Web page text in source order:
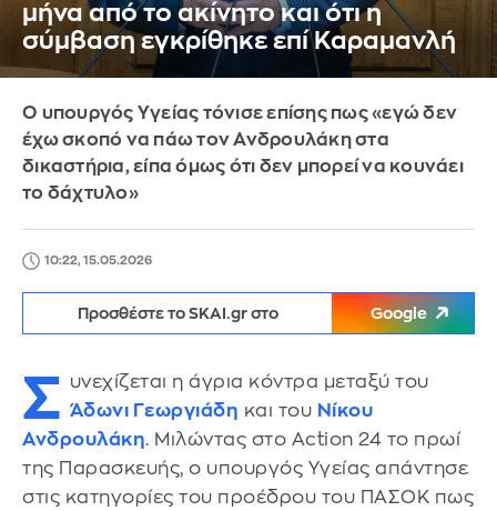
μήνα από το ακίνητο και ότι η
σύμβαση εγκρίθηκε επί Καραμανλή
Ο υπουργός Υγείας τόνισε επίσης πως «εγώ δεν
έχω σκοπό να πάω τον Ανδρουλάκη στα
δικαστήρια, είπα όμως ότι δεν μπορεί να κουνάει
το δάχτυλο»
10:22, 15.05.2026
Προσθέστε το SKAI.gr στο Google
Σ υνεχίζεται η άγρια κόντρα μεταξύ του
Άδωνι Γεωργιάδη και του Νίκου
Ανδρουλάκη. Μιλώντας στο Action 24 το πρωί
της Παρασκευής, ο υπουργός Υγείας απάντησε
στις κατηγορίες του προέδρου του ΠΑΣΟΚ πως